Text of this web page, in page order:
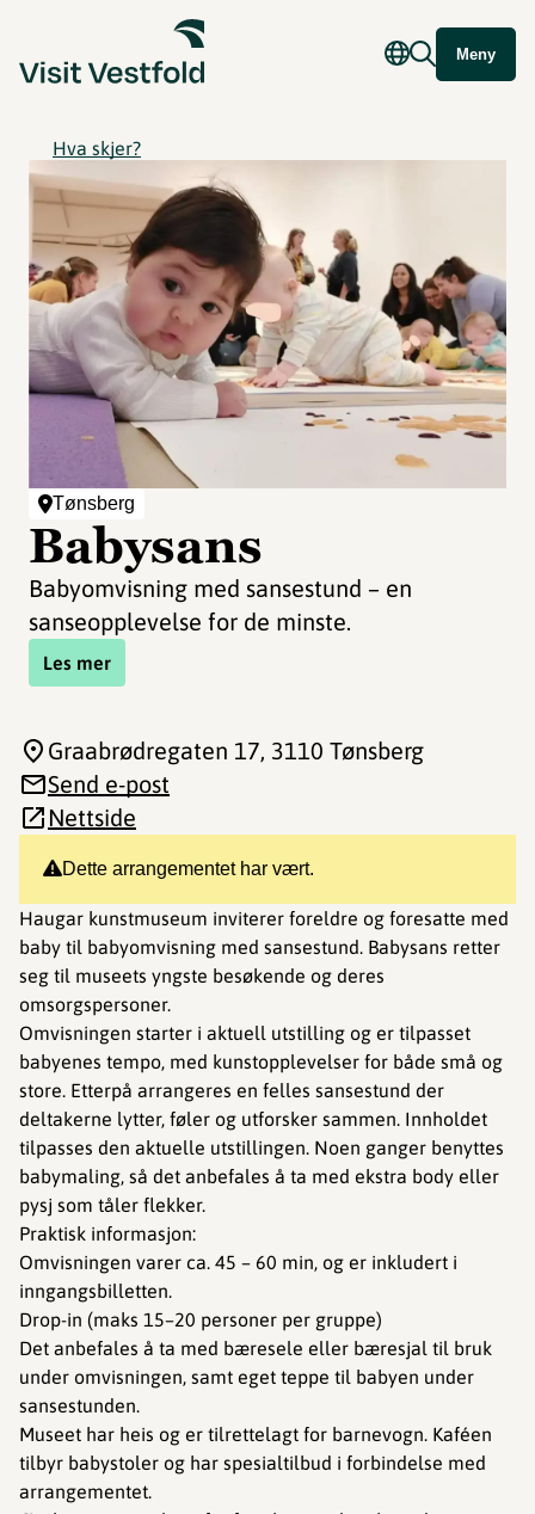
Meny
Hva skjer?
Tønsberg
Babysans
Babyomvisning med sansestund – en
sanseopplevelse for de minste.
Les mer
Dette arrangementet har vært.
Haugar kunstmuseum inviterer foreldre og foresatte med
baby til babyomvisning med sansestund. Babysans retter
seg til museets yngste besøkende og deres
omsorgspersoner.
Omvisningen starter i aktuell utstilling og er tilpasset
babyenes tempo, med kunstopplevelser for både små og
store. Etterpå arrangeres en felles sansestund der
deltakerne lytter, føler og utforsker sammen. Innholdet
tilpasses den aktuelle utstillingen. Noen ganger benyttes
babymaling, så det anbefales å ta med ekstra body eller
pysj som tåler flekker.
Praktisk informasjon:
Omvisningen varer ca. 45 – 60 min, og er inkludert i
inngangsbilletten.
Drop-in (maks 15–20 personer per gruppe)
Det anbefales å ta med bæresele eller bæresjal til bruk
under omvisningen, samt eget teppe til babyen under
sansestunden.
Museet har heis og er tilrettelagt for barnevogn. Kaféen
tilbyr babystoler og har spesialtilbud i forbindelse med
arrangementet.
Graabrødregaten 17, 3110 Tønsberg
Send e-post
Nettside